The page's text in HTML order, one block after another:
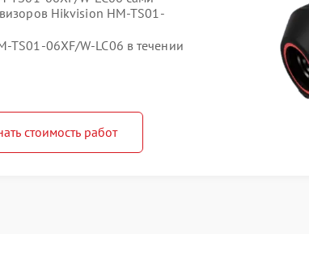
Hikvision HM-TS01-
TS01-06XF/W-LC06 в течении
стоимость работ